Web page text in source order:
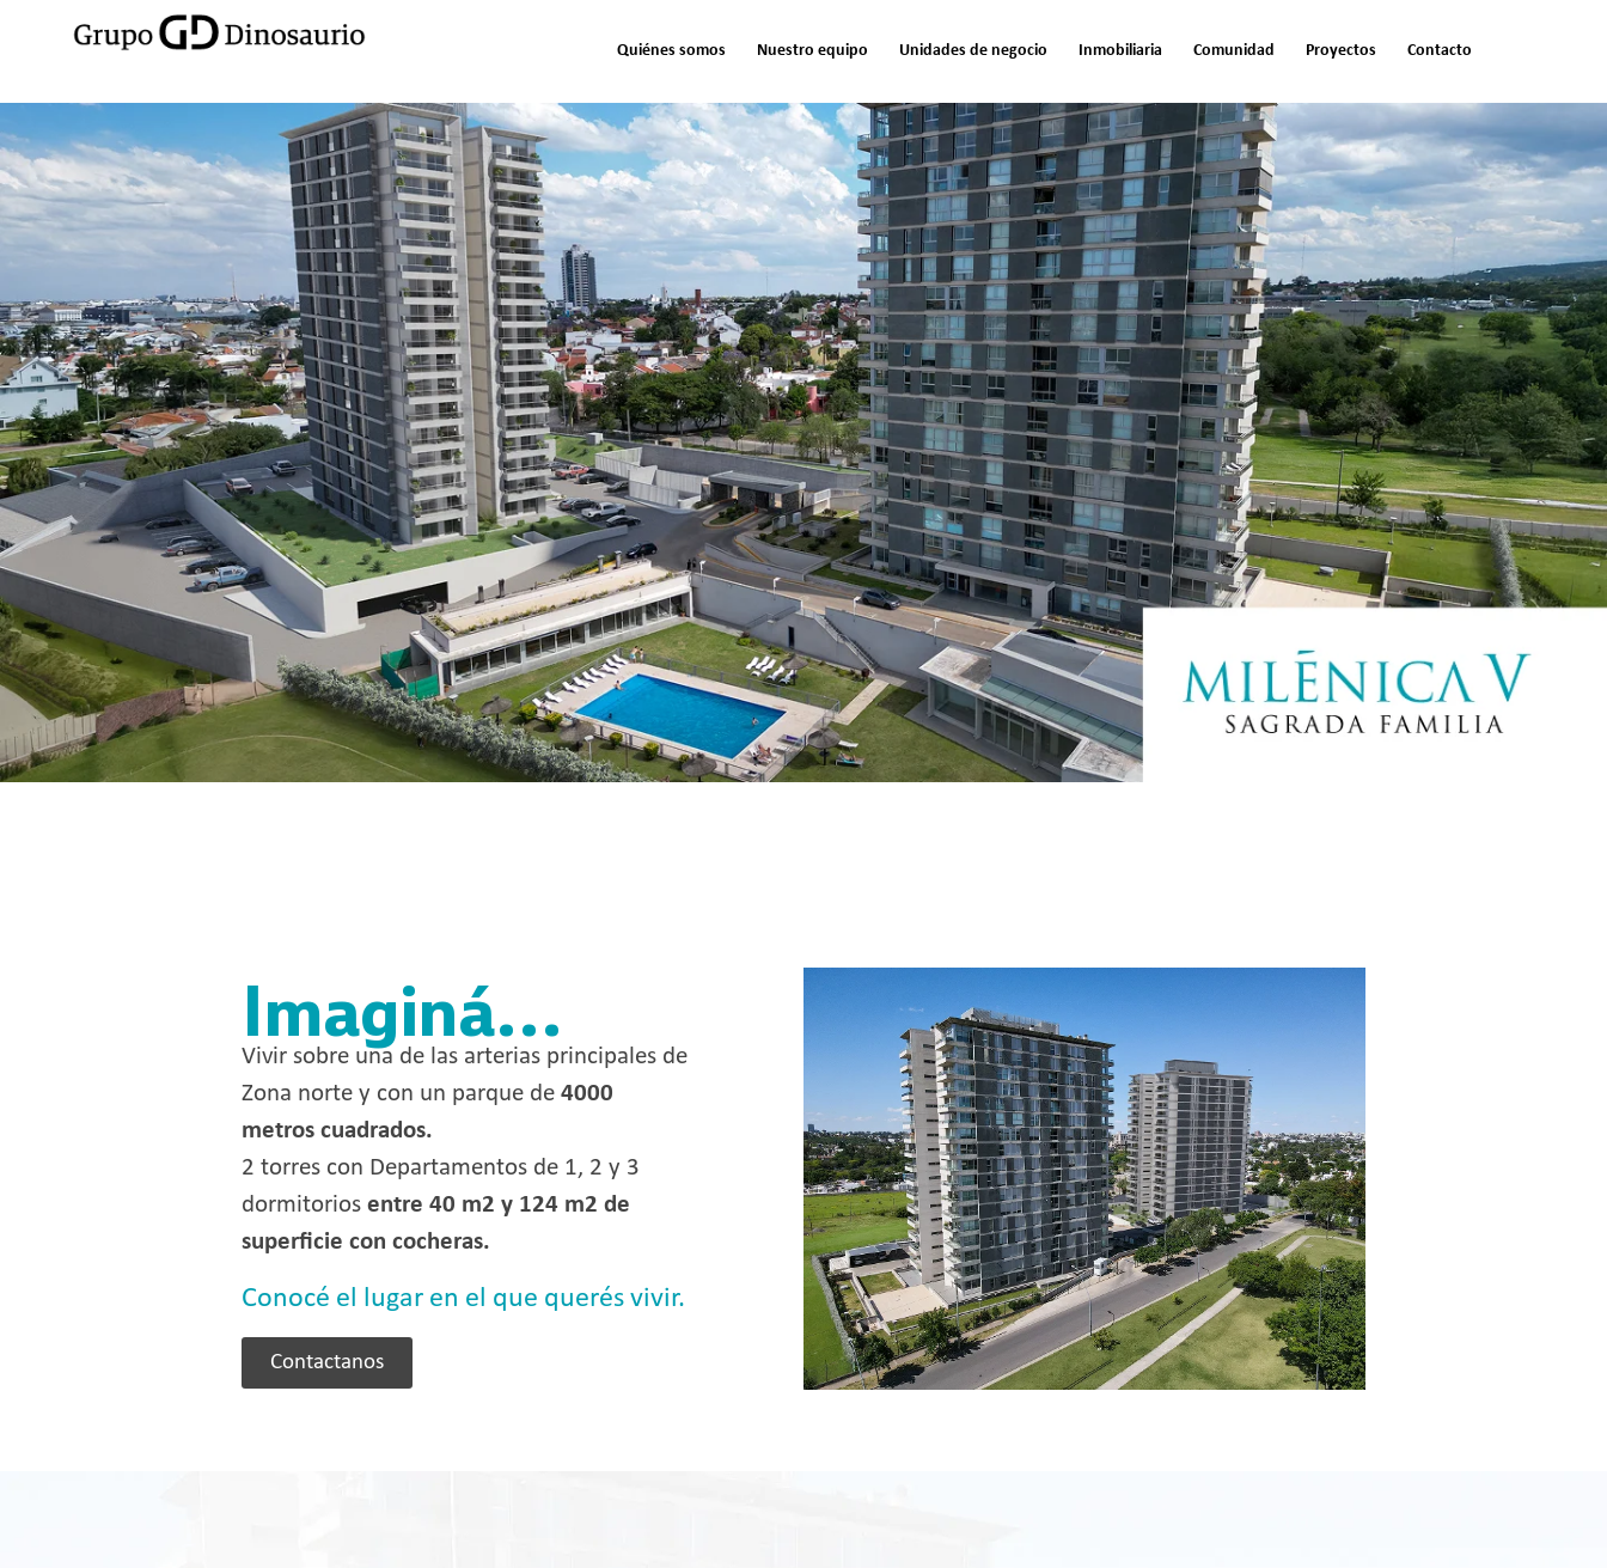
Quiénes somos Nuestro equipo Unidades de negocio Inmobiliaria Comunidad Proyectos Contacto
Imaginá...
Vivir sobre una de las arterias principales de
Zona norte y con un parque de 4000
metros cuadrados.
2 torres con Departamentos de 1, 2 y 3
dormitoriosentre 40 m2 y 124 m2 de
superficie con cocheras.
Conocé el lugar en el que querés vivir.
Contactanos